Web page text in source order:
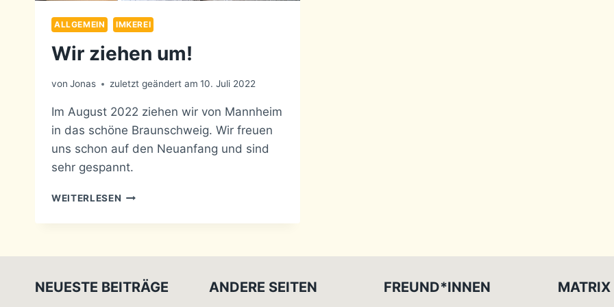
ALLGEMEIN IMKEREI
Wir ziehen um!
von Jonas zuletzt geändert am 10. Juli 2022
Im August 2022 ziehen wir von Mannheim
in das schöne Braunschweig. Wir freuen
uns schon auf den Neuanfang und sind
sehr gespannt.
WEITERLESEN WIR
UM!
NEUESTE BEITRÄGE ANDERE SEITEN FREUND*INNEN MATRIX